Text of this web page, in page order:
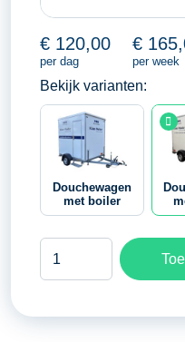
€ 120,00
per dag
€
per week
Bekijk varianten:
Douchewagen
met boiler
Douchewagen
aantal